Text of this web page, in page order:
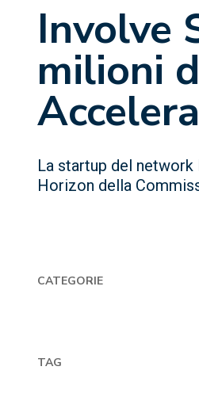
Involve
milioni
La startup del
Horizon della
CATEGORIE
TAG